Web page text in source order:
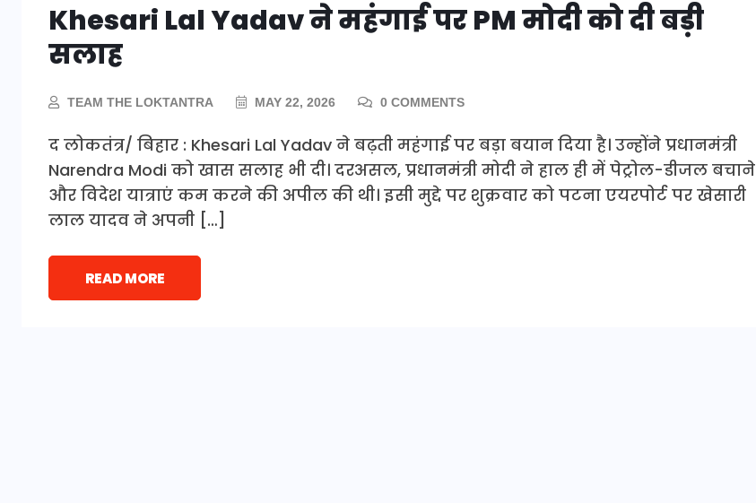
Khesari Lal Yadav ने महंगाई पर PM मोदी को दी बड़ी
सलाह
TEAM THE LOKTANTRA MAY 22, 2026 0 COMMENTS
द लोकतंत्र/ बिहार : Khesari Lal Yadav ने बढ़ती महंगाई पर बड़ा बयान दिया है। उन्होंने प्रधानमंत्री
Narendra Modi को खास सलाह भी दी। दरअसल, प्रधानमंत्री मोदी ने हाल ही में पेट्रोल-डीजल बचाने
और विदेश यात्राएं कम करने की अपील की थी। इसी मुद्दे पर शुक्रवार को पटना एयरपोर्ट पर खेसारी
लाल यादव ने अपनी […]
READ MORE